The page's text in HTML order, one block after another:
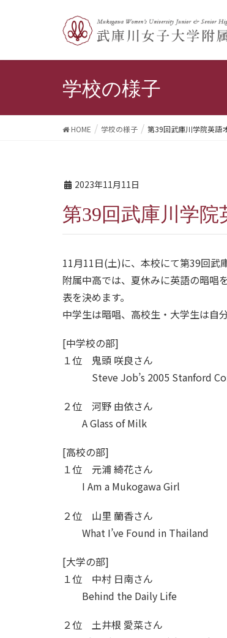
学校の様子
HOME 学校の様子 第39回武庫川学院英語
2023年11月11日
第39回武庫川学
11月11日(土)に、本校にて第39回武
附属中高では、夏休みに英語の暗唱
表を決めます。
中学生は暗唱、高校生・大学生は自
[中学校の部]
１位 鬼頭 咲良さん
Steve Job’s 2005 Stanford
２位 河野 由依さん
A Glass of Milk
[高校の部]
１位 元浦 綺花さん
I Am a Mukogawa Girl
２位 山里 蘭香さん
What I’ve Found in Thailand
[大学の部]
１位 中村 日南さん
Behind the Daily Life
２位 土井根 愛菜さん